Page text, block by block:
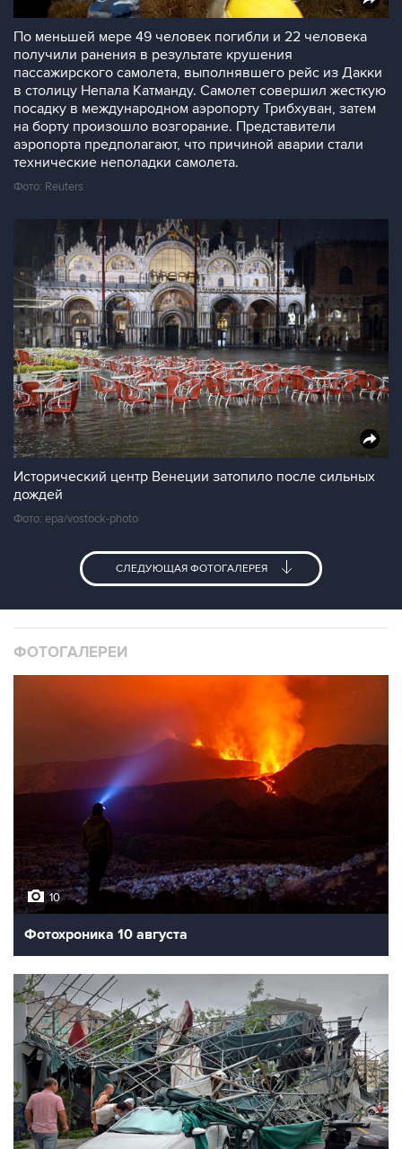
По меньшей мере 49 человек погибли и 22 человека
получили ранения в результате крушения
пассажирского самолета, выполнявшего рейс из Дакки
в столицу Непала Катманду. Самолет совершил жесткую
посадку в международном аэропорту Трибхуван, затем
на борту произошло возгорание. Представители
аэропорта предполагают, что причиной аварии стали
технические неполадки самолета.
Фото: Reuters
Исторический центр Венеции затопило после сильных
дождей
Фото: epa/vostock-photo
СЛЕДУЮЩАЯ ФОТОГАЛЕРЕЯ
ФОТОГАЛЕРЕИ
10
Фотохроника 10 августа